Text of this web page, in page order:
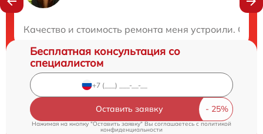
Качество и стоимость ремонта меня устроили.
Бесплатная консультация со
специалистом
Оставить заявку
Нажимая на кнопку "Оставить заявку" Вы соглашаетесь cполитикой
конфиденциальности